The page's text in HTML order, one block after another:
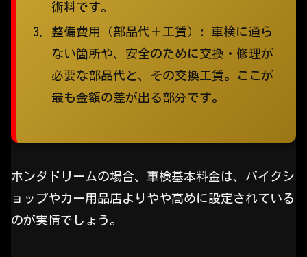
術料です。
整備費用（部品代＋工賃）:
車検に通ら
ない箇所や、安全のために交換・修理が
必要な部品代と、その交換工賃。ここが
最も金額の差が出る部分です。
ホンダドリームの場合、車検基本料金は、バイクシ
ョップやカー用品店よりやや高めに設定されている
のが実情でしょう。